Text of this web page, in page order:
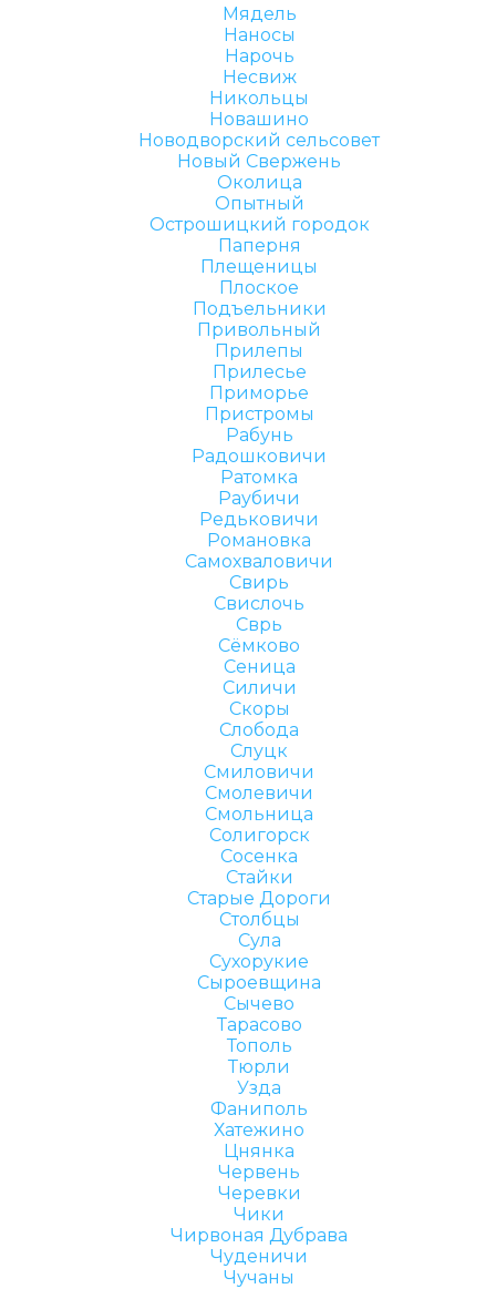
Мядель
Наносы
Нарочь
Несвиж
Никольцы
Новашино
Новодворский сельсовет
Новый Свержень
Околица
Опытный
Острошицкий городок
Паперня
Плещеницы
Плоское
Подъельники
Привольный
Прилепы
Прилесье
Приморье
Пристромы
Рабунь
Радошковичи
Ратомка
Раубичи
Редьковичи
Романовка
Самохваловичи
Свирь
Свислочь
Сврь
Сёмково
Сеница
Силичи
Скоры
Слобода
Слуцк
Смиловичи
Смолевичи
Смольница
Солигорск
Сосенка
Стайки
Старые Дороги
Столбцы
Сула
Сухорукие
Сыроевщина
Сычево
Тарасово
Тополь
Тюрли
Узда
Фаниполь
Хатежино
Цнянка
Червень
Черевки
Чики
Чирвоная Дубрава
Чуденичи
Чучаны